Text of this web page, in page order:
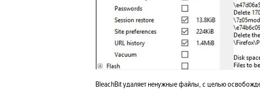
BleachBit удаляет ненужные файлы, с целью